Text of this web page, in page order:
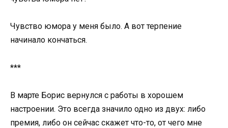
Чувство юмора у меня было. А вот терпение
начинало кончаться.
***
В марте Борис вернулся с работы в хорошем
настроении. Это всегда значило одно из двух: либо
премия, либо он сейчас скажет что-то, от чего мне